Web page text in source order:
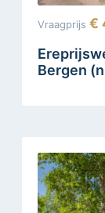
Vraagprijs €
Bergen